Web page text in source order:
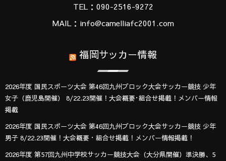
TEL：090-2516-9272
MAIL：info@camelliafc2001.com
福岡サッカー情報
2026年度 国民スポーツ大会 第46回九州ブロック大会サッカー競技 少年
女子（鹿児島開催） 8/22.23開催！大会概要･組合せ掲載！メンバー情報
掲載
2026年度 国民スポーツ大会 第46回九州ブロック大会サッカー競技 少年
男子 8/22.23開催！大会概要・組合せ掲載！メンバー情報掲載！
2026年度 第57回九州中学校サッカー競技大会（大分県開催）準決勝、5